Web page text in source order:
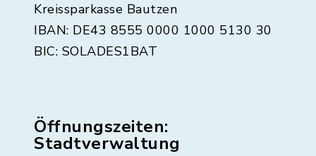
Kreissparkasse Bautzen
IBAN: DE43 8555 0000 1000 5130 30
BIC: SOLADES1BAT
Öffnungszeiten:
Stadtverwaltung